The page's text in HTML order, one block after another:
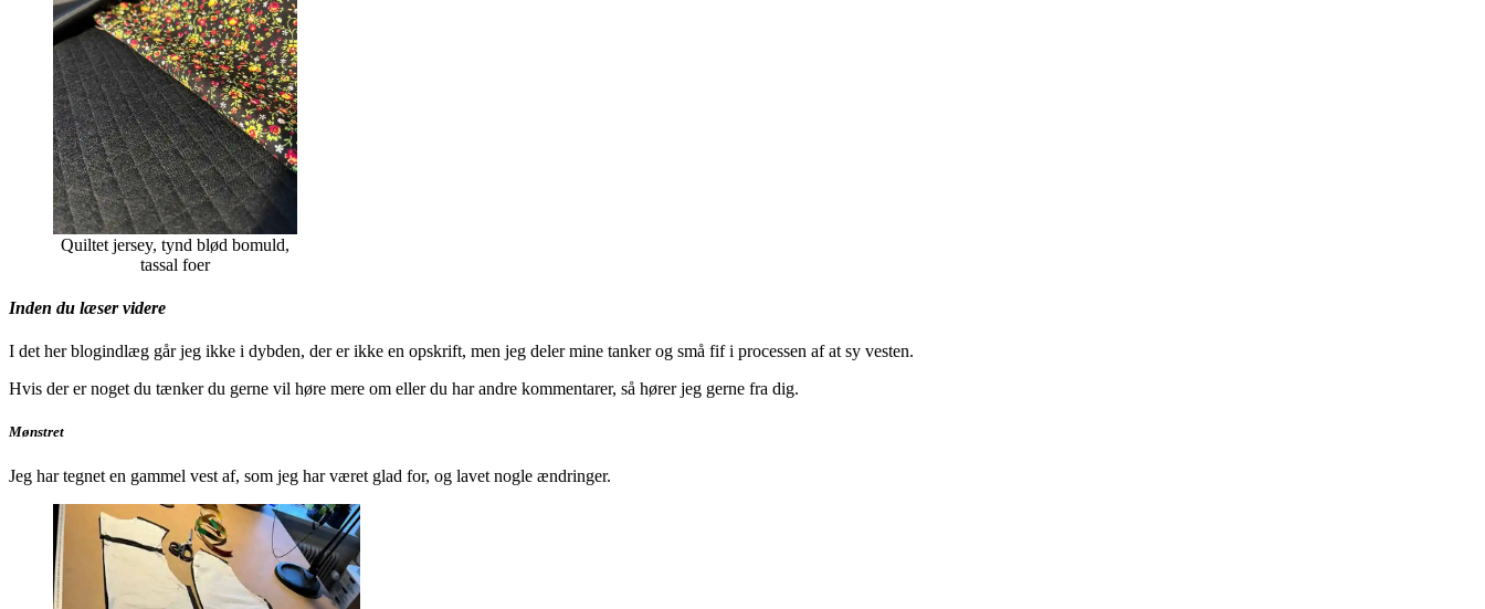
Quiltet jersey, tynd blød bomuld,
tassal foer
Inden du læser videre
I det her blogindlæg går jeg ikke i dybden, der er ikke en opskrift, men jeg deler mine tanker og små fif i processen af at sy vesten.
Hvis der er noget du tænker du gerne vil høre mere om eller du har andre kommentarer, så hører jeg gerne fra dig.
Mønstret
Jeg har tegnet en gammel vest af, som jeg har været glad for, og lavet nogle ændringer.